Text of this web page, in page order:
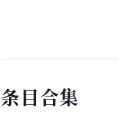
条目合集